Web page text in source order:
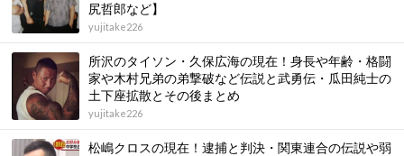
尻哲郎など】
yujitake226
所沢のタイソン・久保広海の現在！身長や年齢・格闘
家や木村兄弟の弟撃破など伝説と武勇伝・瓜田純士の
土下座拡散とその後まとめ
yujitake226
松嶋クロスの現在！逮捕と判決・関東連合の伝説や弱